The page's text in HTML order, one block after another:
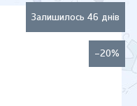
–20%
Залишилось 46 днів